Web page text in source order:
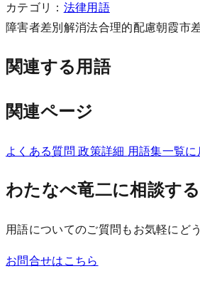
カテゴリ： 法律用語
障害者差別解消法合理的配慮朝霞市
関連する用語
関連ページ
よくある質問政策詳細 用語集一覧に
わたなべ竜二に相談する
用語についてのご質問もお気軽にど
お問合せはこちら